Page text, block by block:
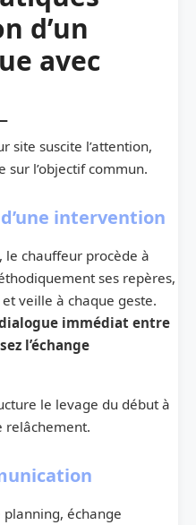
d’un
avec
site suscite l’attention,
sur l’objectif commun.
intervention
le chauffeur procède à
ses repères,
veille à chaque geste.
immédiat entre
l’échange
le levage du début à
relâchement.
échange